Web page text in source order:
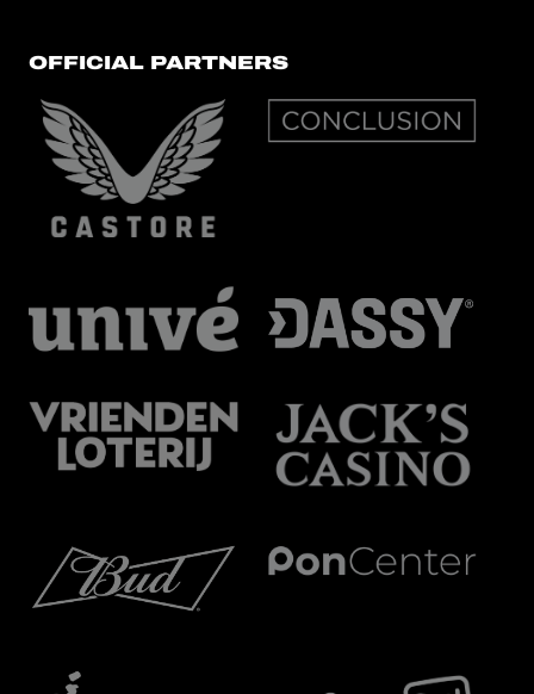
OFFICIAL PARTNERS